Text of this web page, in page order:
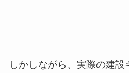
しかしながら、実際の建設